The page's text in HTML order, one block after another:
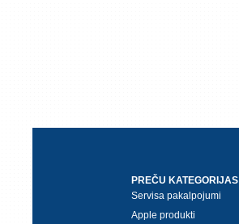
PREČU KATEGORIJAS
Servisa pakalpojumi
Apple produkti